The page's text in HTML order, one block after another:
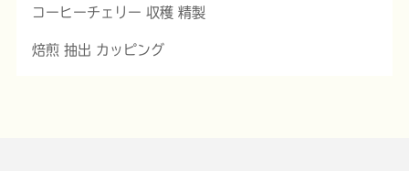
コーヒーチェリー 収穫 精製
焙煎 抽出 カッピング